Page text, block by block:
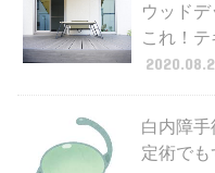
ウッド
これ！
白内障
定術で